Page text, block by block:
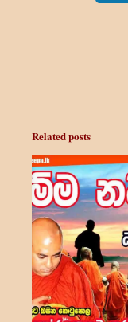
Related posts